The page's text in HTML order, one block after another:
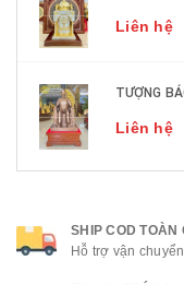
Liên hệ
TƯỢNG
Liên hệ
SHIP COD TOÀN
Hỗ trợ vận